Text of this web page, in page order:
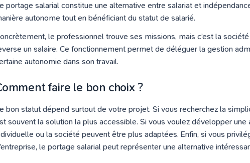
portage salarial constitue une alternative entre salariat et
autonome tout en bénéficiant du statut de salarié.
le professionnel trouve ses missions, mais c’est la
un salaire. Ce fonctionnement permet de déléguer la gestion
autonomie dans son travail.
faire le bon choix ?
bon statut dépend surtout de votre projet. Si vous recherchez la
souvent la solution la plus accessible. Si vous voulez développer une
ou la société peuvent être plus adaptées. Enfin, si vous
le portage salarial peut représenter une alternative